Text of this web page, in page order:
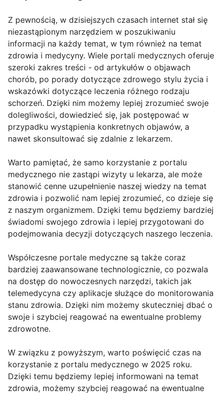
Z pewnością, w dzisiejszych czasach internet stał się
niezastąpionym narzędziem w poszukiwaniu
informacji na każdy temat, w tym również na temat
zdrowia i medycyny. Wiele portali medycznych oferuje
szeroki zakres treści - od artykułów o objawach
chorób, po porady dotyczące zdrowego stylu życia i
wskazówki dotyczące leczenia różnego rodzaju
schorzeń. Dzięki nim możemy lepiej zrozumieć swoje
dolegliwości, dowiedzieć się, jak postępować w
przypadku wystąpienia konkretnych objawów, a
nawet skonsultować się zdalnie z lekarzem.
Warto pamiętać, że samo korzystanie z portalu
medycznego nie zastąpi wizyty u lekarza, ale może
stanowić cenne uzupełnienie naszej wiedzy na temat
zdrowia i pozwolić nam lepiej zrozumieć, co dzieje się
z naszym organizmem. Dzięki temu będziemy bardziej
świadomi swojego zdrowia i lepiej przygotowani do
podejmowania decyzji dotyczących naszego leczenia.
Współczesne portale medyczne są także coraz
bardziej zaawansowane technologicznie, co pozwala
na dostęp do nowoczesnych narzędzi, takich jak
telemedycyna czy aplikacje służące do monitorowania
stanu zdrowia. Dzięki nim możemy skuteczniej dbać o
swoje i szybciej reagować na ewentualne problemy
zdrowotne.
W związku z powyższym, warto poświęcić czas na
korzystanie z portalu medycznego w 2025 roku.
Dzięki temu będziemy lepiej informowani na temat
zdrowia, możemy szybciej reagować na ewentualne